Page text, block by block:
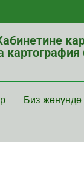
Биз жөнүндө